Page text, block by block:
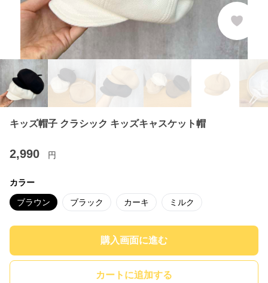
キッズ帽子 クラシック キッズキャスケット帽
2,990 円
カラー
ブラウン ブラック カーキ ミルク
購入画面に進む
カートに追加する